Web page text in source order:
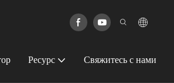
Ресурс Свяжитесь с нами